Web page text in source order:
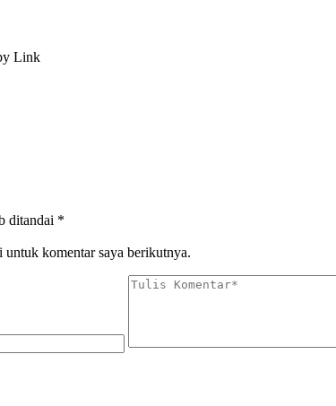
ditandai *
untuk komentar saya berikutnya.